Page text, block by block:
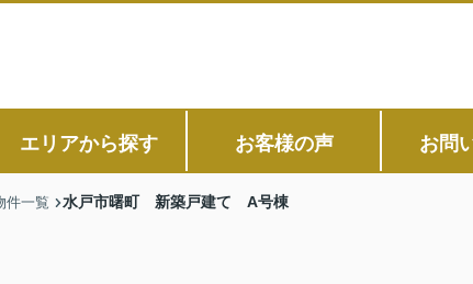
エリアから探す お客様の声 お問
件一覧 水戸市曙町 新築戸建て A号棟